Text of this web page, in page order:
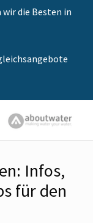
wir die Besten in
Infos,
für den